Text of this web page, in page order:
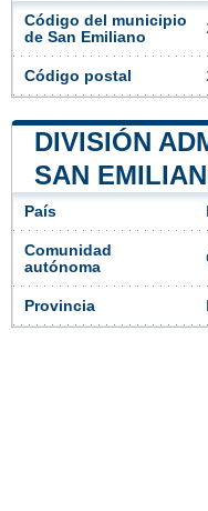
Código del municipio
de San Emiliano
Código postal
DIVISIÓN
SAN
País
Comunidad
autónoma
Provincia